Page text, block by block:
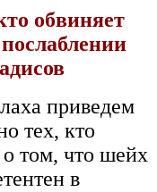
обвиняет
приведем
тех, кто
о том, что шейх
в